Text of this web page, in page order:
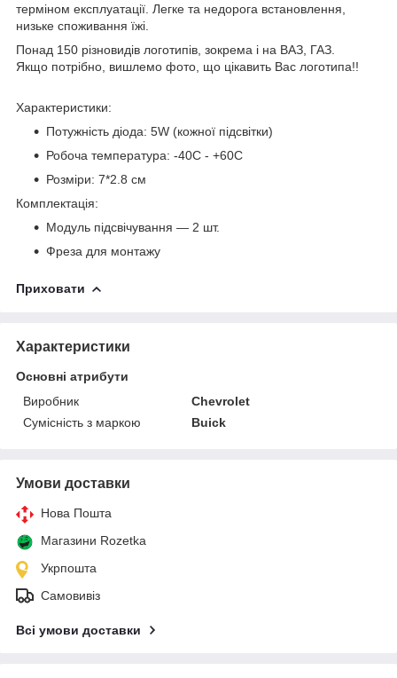
терміном експлуатації. Легке та недорога встановлення,
низьке споживання їжі.
Понад 150 різновидів логотипів, зокрема і на ВАЗ, ГАЗ.
Якщо потрібно, вишлемо фото, що цікавить Вас логотипа!!
Характеристики:
Потужність діода: 5W (кожної підсвітки)
Робоча температура: -40С - +60С
Розміри: 7*2.8 см
Комплектація:
Модуль підсвічування — 2 шт.
Фреза для монтажу
Приховати
Характеристики
Основні атрибути
Виробник
Chevrolet
Сумісність з маркою
Buick
Умови доставки
Нова Пошта
Магазини Rozetka
Укрпошта
Самовивіз
Всі умови доставки